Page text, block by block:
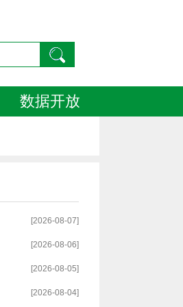
数据开放
[2026-08-07]
[2026-08-06]
[2026-08-05]
[2026-08-04]